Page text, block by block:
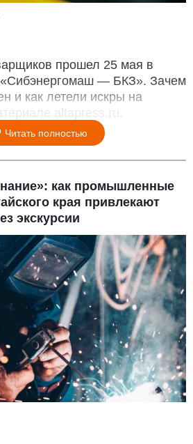
прошел 25 мая в
«Сибэнергомаш — БКЗ». Зачем
и как летели искры на
altapress.ru.
Читать полностью
как промышленные
края привлекают
экскурсии